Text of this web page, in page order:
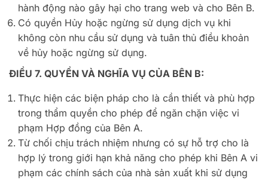
hành động nào gây hại cho trang web và cho Bên B.
Có quyền Hủy hoặc ngừng sử dụng dịch vụ khi
không còn nhu cầu sử dụng và tuân thủ điều khoản
về hủy hoặc ngừng sử dụng.
ĐIỀU 7. QUYỀN VÀ NGHĨA VỤ CỦA BÊN B:
Thực hiện các biện pháp cho là cần thiết và phù hợp
trong thẩm quyền cho phép để ngăn chặn việc vi
phạm Hợp đồng của Bên A.
Từ chối chịu trách nhiệm nhưng có sự hỗ trợ cho là
hợp lý trong giới hạn khả năng cho phép khi Bên A vi
phạm các chính sách của nhà sản xuất khi sử dụng